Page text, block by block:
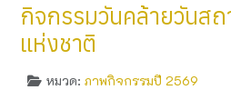
กิจกรรมวันคล้ายวันส
แห่งชาติ
หมวด: ภาพกิจกรรมปี 2569